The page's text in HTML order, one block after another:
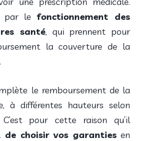
par lefonctionnement des
santé, qui prennent pour
la couverture de la
le remboursement de la
à différentes hauteurs selon
pour cette raison qu’il
de choisir vos garanties en